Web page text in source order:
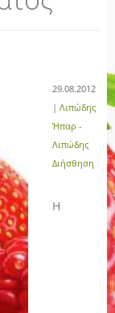
29.08.2012
| Λιπώδης
Ήπαρ -
Λιπώδης
Διήσθηση
Η